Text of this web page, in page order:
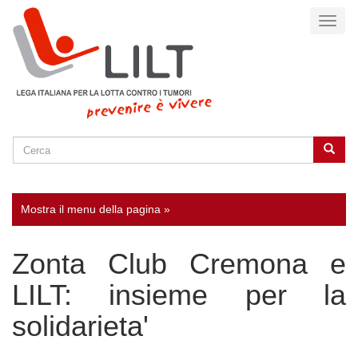
contenuto
principale
SEARCH Cerca
Mostra il menu della pagina »
Zonta Club Cremona e
LILT: insieme per la
solidarieta'